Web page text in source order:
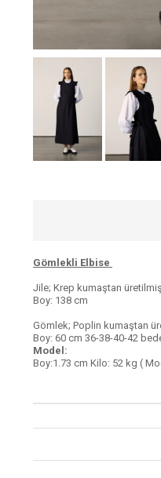
Gömlekli Elbise
Jile; Krep kumaştan
Boy: 138 cm
Gömlek; Poplin kumaştan
Boy: 60 cm 36-38-40-42
Model:
Boy:1.73 cm Kilo: 52 kg (